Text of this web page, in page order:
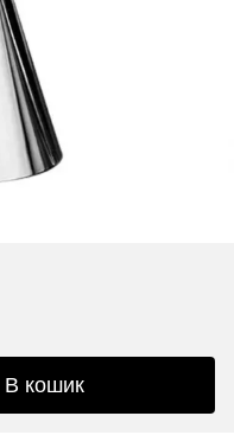
В кошик